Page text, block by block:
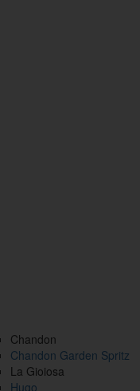
Chandon
Chandon Garden Spritz
La Gioiosa
Hugo